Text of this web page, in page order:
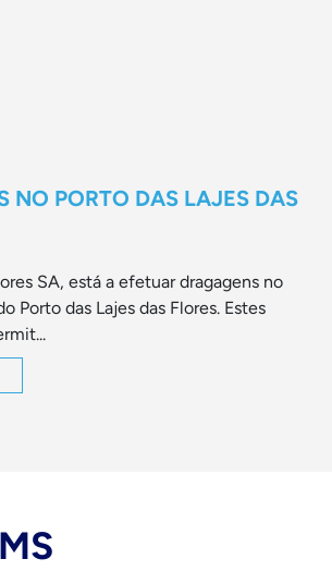
NO PORTO DAS LAJES DAS
SA, está a efetuar dragagens no
Porto das Lajes das Flores. Estes